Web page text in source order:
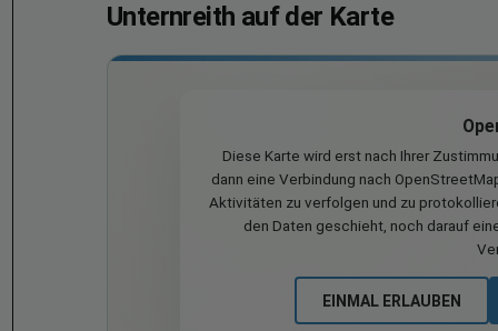
Unternreith auf der Karte
Diese Karte wird erst nach Ihrer
dann eine Verbindung nach
Aktivitäten zu verfolgen und zu
den Daten geschieht, noch darauf
EINMAL ERLAUBEN